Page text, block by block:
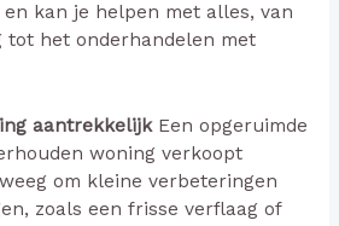
kan je helpen met alles, van
tot het onderhandelen met
aantrekkelijkEen opgeruimde
woning verkoopt
om kleine verbeteringen
zoals een frisse verflaag of